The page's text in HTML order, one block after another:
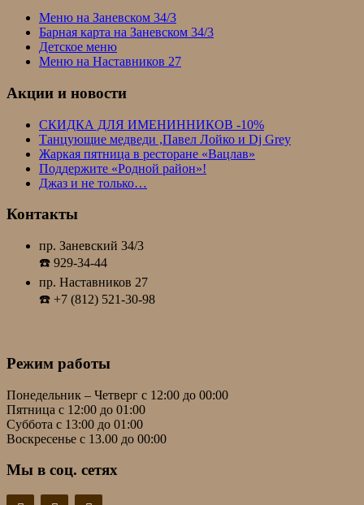
Меню на Заневском 34/3
Барная карта на Заневском 34/3
Детское меню
Меню на Наставников 27
Акции и новости
СКИДКА ДЛЯ ИМЕНИННИКОВ -10%
Танцующие медведи ,Павел Лойко и Dj Grey
Жаркая пятница в ресторане «Вацлав»
Поддержите «Родной район»!
Джаз и не только…
Контакты
пр. Заневский 34/3
☎️ 929-34-44
пр. Наставников 27
☎️ +7 (812) 521-30-98
Режим работы
Понедельник – Четверг с 12:00 до 00:00
Пятница с 12:00 до 01:00
Суббота с 13:00 до 01:00
Воскресенье с 13.00 до 00:00
Мы в соц. сетях